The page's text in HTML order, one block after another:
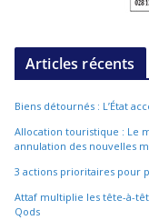
Articles récents
Biens détournés : L’État
Allocation touristique : Le
annulation des nouvelles
3 actions prioritaires pour
Attaf multiplie les tête-à-
Qods